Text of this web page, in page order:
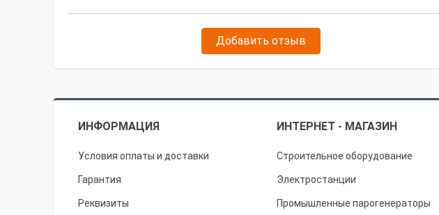
Добавить отзыв
ИНФОРМАЦИЯ ИНТЕРНЕТ - МАГАЗИН
Условия оплаты и доставки
Гарантия
Реквизиты
Строительное оборудование
Электростанции
Промышленные парогенераторы